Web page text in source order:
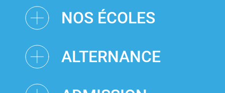
NOS ÉCOLES
ALTERNANCE